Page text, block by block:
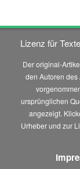
Lizenz für
Der original-
den Autoren
ursprünglichen
angezeigt.
Urheber und zur